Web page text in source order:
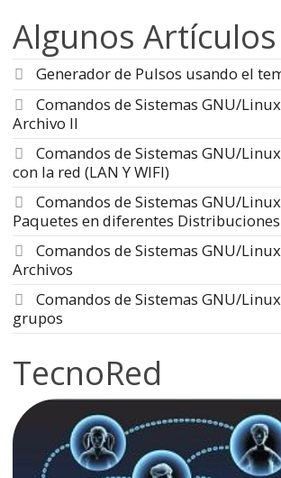
Algunos Artículos
Generador de Pulsos usando el
Comandos de Sistemas GNU/
Archivo II
Comandos de Sistemas GNU/
con la red (LAN Y WIFI)
Comandos de Sistemas GNU/
Paquetes en diferentes Distribuciones
Comandos de Sistemas GNU/
Archivos
Comandos de Sistemas GNU/
grupos
TecnoRed